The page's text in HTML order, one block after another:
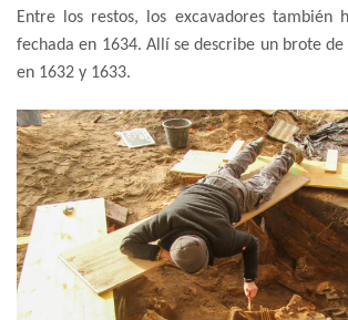
Entre los restos, los excavadores también
fechada en 1634. Allí se describe un brote de
en 1632 y 1633.